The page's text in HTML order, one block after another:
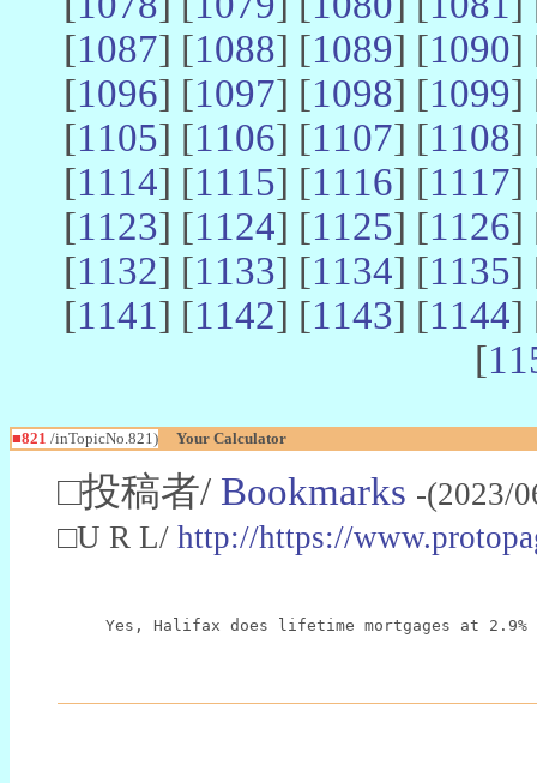
[1087] [1088] [1089] [1090]
[1096] [1097] [1098] [1099]
[1105] [1106] [1107] [1108]
[1114] [1115] [1116] [1117]
[1123] [1124] [1125] [1126]
[1132] [1133] [1134] [1135]
[1141] [1142] [1143] [1144]
[
■821 /inTopicNo.821) Your Calculator
□投稿者/ Bookmarks -(2023/
□U R L/ http://https://
Yes, Halifax does lifetime mortgages at 2.9%